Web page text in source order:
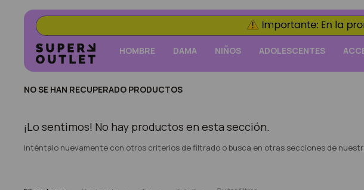
HOMBRE DAMA NIÑOS ADOLESCENTES
NO SE HAN RECUPERADO PRODUCTOS
¡Lo sentimos! No hay productos en esta sección.
Inténtalo nuevamente con otros criterios de filtrado o busca en otras secciones de